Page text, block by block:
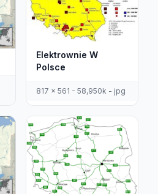
Elektrownie W
Polsce
817 x 561 - 58,950k - jpg